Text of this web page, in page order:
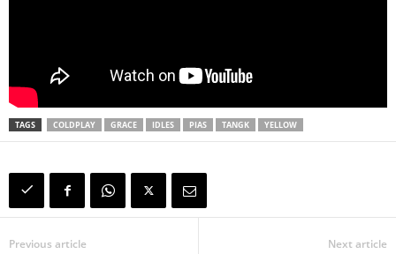
TAGS COLDPLAY GRACE IDLES PIAS TANGK YELLOW
Previous article Next article